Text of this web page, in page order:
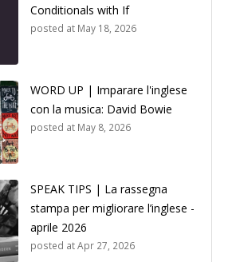
Conditionals with If
posted at May 18, 2026
WORD UP | Imparare l'inglese
con la musica: David Bowie
posted at May 8, 2026
SPEAK TIPS | La rassegna
stampa per migliorare l’inglese -
aprile 2026
posted atApr 27, 2026